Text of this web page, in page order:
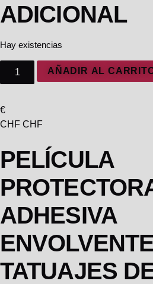
ADICIONAL
Hay existencias
AÑADIR AL
€
CHF CHF
PELÍCULA
ADHESIVA
TATUAJES